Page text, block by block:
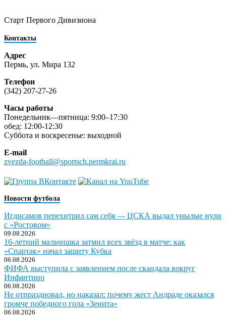
Старт Первого Дивизиона
Контакты
Адрес
Пермь, ул. Мира 132
Телефон
(342) 207-27-26
Часы работы
Понедельник—пятница: 9:00–17:30
обед: 12:00-12:30
Суббота и воскресенье: выходной
E-mail
zvezda-football@sportsch.permkrai.ru
Новости футбола
Игдисамов перехитрил сам себя — ЦСКА выдал унылые нули
с «Ростовом»
09.08.2026
16-летний мальчишка затмил всех звёзд в матче: как
«Спартак» начал защиту Кубка
06.08.2026
ФИФА выступила с заявлением после скандала вокруг
Инфантино
06.08.2026
Не отпраздновал, но наказал: почему жест Андраде оказался
громче победного гола «Зенита»
06.08.2026